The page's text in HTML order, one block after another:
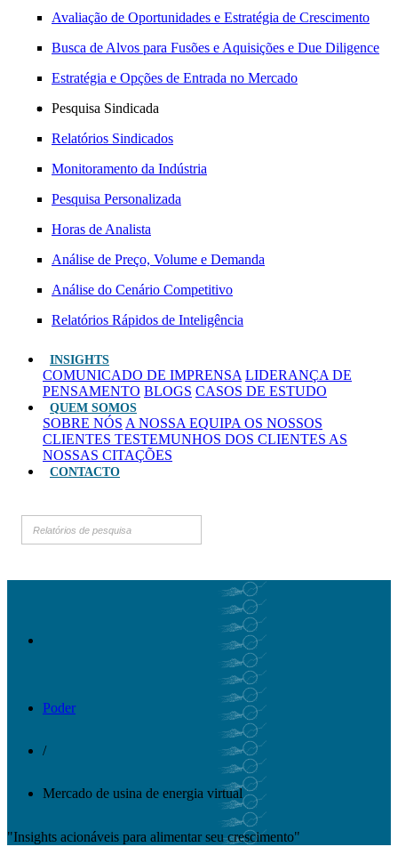
Avaliação de Oportunidades e Estratégia de Crescimento
Busca de Alvos para Fusões e Aquisições e Due Diligence
Estratégia e Opções de Entrada no Mercado
Pesquisa Sindicada
Relatórios Sindicados
Monitoramento da Indústria
Pesquisa Personalizada
Horas de Analista
Análise de Preço, Volume e Demanda
Análise do Cenário Competitivo
Relatórios Rápidos de Inteligência
INSIGHTS
COMUNICADO DE IMPRENSA LIDERANÇA DE
PENSAMENTO BLOGS CASOS DE ESTUDO
QUEM SOMOS
SOBRE NÓS A NOSSA EQUIPA OS NOSSOS
CLIENTES TESTEMUNHOS DOS CLIENTES AS
NOSSAS CITAÇÕES
CONTACTO
Poder
/
Mercado de usina de energia virtual
"Insights acionáveis ​​para alimentar seu crescimento"